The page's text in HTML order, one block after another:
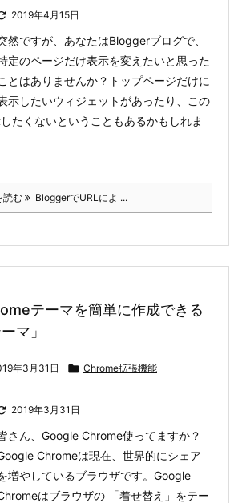
2019年4月15日
然ですが、あなたはBloggerブログで、
定のページだけ表示を変えたいと思った
とはありませんか？ トップページだけに
示したいウィジェットがあったり、この
たくないということもあるかもしれま
読む BloggerでURLによ ...
テーマを簡単に作成できる
マ」
年3月31日  Chrome拡張機能
2019年3月31日
さん、Google Chrome使ってますか？
Chromeは現在、世界的にシェア
増やしているブラウザです。Google
はブラウザの 「着せ替え」をテー